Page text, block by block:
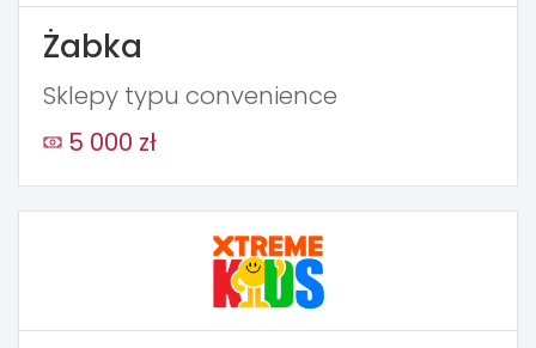
Żabka
Sklepy typu convenience
5 000 zł